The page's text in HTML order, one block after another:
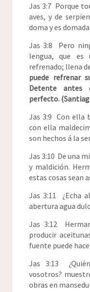
Jas 3:7 Porque
aves, y de
doma y es
Jas 3:8 Pero
lengua, que
refrenado; llena
puede refrenar
Detente
perfecto.
Jas 3:9 Con ella
con ella
son hechos á la
Jas 3:10 De una
y maldición.
estas cosas sean
Jas 3:11 ¿Echa
abertura agua
Jas 3:12
producir
fuente puede
Jas 3:13
vosotros?
obras en